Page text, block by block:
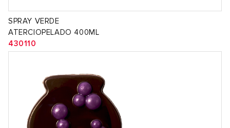
SPRAY VERDE
ATERCIOPELADO 400ML
430110